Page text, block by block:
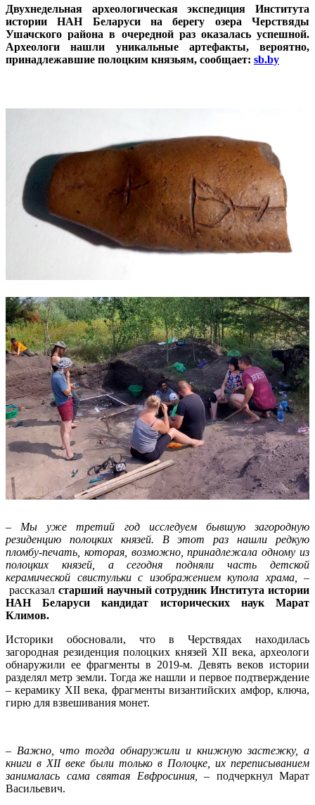
Двухнедельная археологическая экспедиция Института
истории НАН Беларуси на берегу озера Черствяды
Ушачского района в очередной раз оказалась успешной.
Археологи нашли уникальные артефакты, вероятно,
принадлежавшие полоцким князьям, сообщает: sb.by
– Мы уже третий год исследуем бывшую загородную
резиденцию полоцких князей. В этот раз нашли редкую
пломбу-печать, которая, возможно, принадлежала одному из
полоцких князей, а сегодня подняли часть детской
керамической свистульки с изображением купола храма, –
рассказал старший научный сотрудник Института истории
НАН Беларуси кандидат исторических наук Марат
Климов.
Историки обосновали, что в Черствядах находилась
загородная резиденция полоцких князей XII века, археологи
обнаружили ее фрагменты в 2019-м. Девять веков истории
разделял метр земли. Тогда же нашли и первое подтверждение
– керамику XII века, фрагменты византийских амфор, ключа,
гирю для взвешивания монет.
– Важно, что тогда обнаружили и книжную застежку, а
книги в XII веке были только в Полоцке, их переписыванием
занималась сама святая Евфросиния, – подчеркнул Марат
Васильевич.